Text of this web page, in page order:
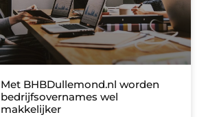
Met BHBDullemond.nl worden
bedrijfsovernames wel
makkelijker